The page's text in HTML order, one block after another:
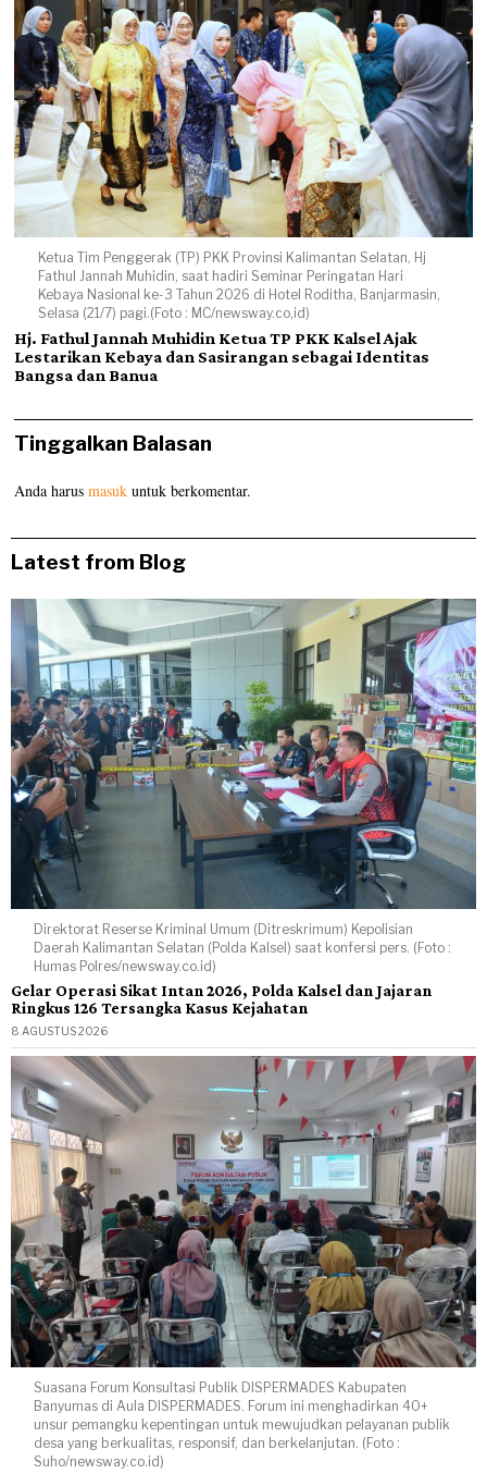
Ketua Tim Penggerak (TP) PKK Provinsi Kalimantan Selatan, Hj
Fathul Jannah Muhidin, saat hadiri Seminar Peringatan Hari
Kebaya Nasional ke-3 Tahun 2026 di Hotel Roditha, Banjarmasin,
Selasa (21/7) pagi.(Foto : MC/newsway.co,id)
Hj. Fathul Jannah Muhidin Ketua TP PKK Kalsel Ajak
Lestarikan Kebaya dan Sasirangan sebagai Identitas
Bangsa dan Banua
Tinggalkan Balasan
Anda harusmasuk untuk berkomentar.
Latest from Blog
Direktorat Reserse Kriminal Umum (Ditreskrimum) Kepolisian
Daerah Kalimantan Selatan (Polda Kalsel) saat konfersi pers. (Foto :
Humas Polres/newsway.co.id)
Gelar Operasi Sikat Intan 2026, Polda Kalsel dan Jajaran
Ringkus 126 Tersangka Kasus Kejahatan
8 AGUSTUS 2026
Suasana Forum Konsultasi Publik DISPERMADES Kabupaten
Banyumas di Aula DISPERMADES. Forum ini menghadirkan 40+
unsur pemangku kepentingan untuk mewujudkan pelayanan publik
desa yang berkualitas, responsif, dan berkelanjutan. (Foto :
Suho/newsway.co.id)